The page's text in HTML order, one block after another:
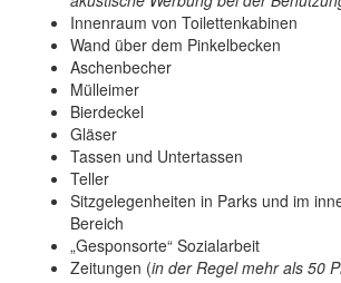
Innenraum von Toilettenkabinen
Wand über dem Pinkelbecken
Aschenbecher
Mülleimer
Bierdeckel
Gläser
Tassen und Untertassen
Teller
Sitzgelegenheiten in Parks und im
Bereich
„Gesponsorte“ Sozialarbeit
Zeitungen (in der Regel mehr als 50